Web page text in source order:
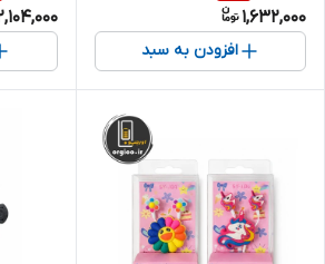
1,632,000
افزودن به سبد